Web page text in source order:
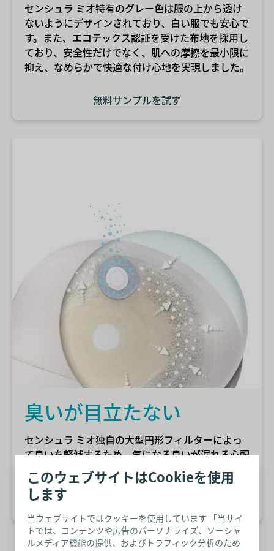
このウェブサイトはCookieを使用
します
当ウェブサイトではクッキーを使用しています 「当サイ
トでは、コンテンツや広告のパーソナライズ、ソーシャ
ルメディア機能の提供、およびトラフィック分析のため
センシュラ ミオ特有のグレー色は服の上から透け
ないようにデザインされており、白い服でも安心で
す。また、エコテックス認証を受けた布地を採用し
ており、安全性だけでなく、肌への摩擦を最小限に
抑え、なめらかで快適な付け心地を実現しました。
無料サンプルを試す
臭いが目立たない
センシュラ ミオ独自の大型円形フィルターによっ
て臭いを軽減するため、気になる臭いが漏れる心配
がありません。